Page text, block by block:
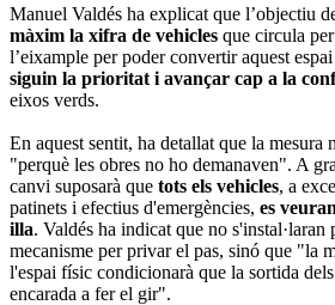
Manuel Valdés ha explicat que l’objectiu
màxim la xifra de vehicles que circula
l’eixample per poder convertir aquest
siguin la prioritat i avançar cap a la
eixos verds.
En aquest sentit, ha detallat que la mesura
"perquè les obres no ho demanaven". A
canvi suposarà que tots els vehicles, a
patinets i efectius d'emergències, es
illa. Valdés ha indicat que no s'instal·laran
mecanisme per privar el pas, sinó que "la
l'espai físic condicionarà que la sortida
encarada a fer el gir".